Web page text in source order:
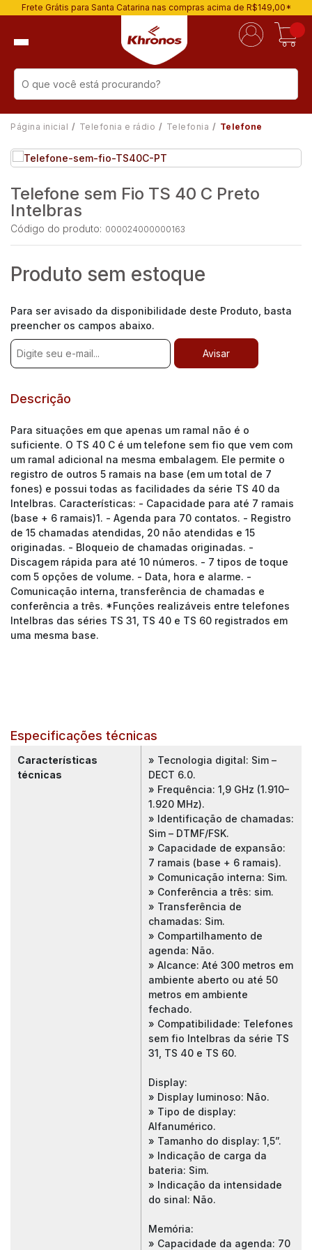
Frete Grátis para Santa Catarina nas compras acima de R$149,00*
Página inicial Telefonia e rádio Telefonia Telefone
Telefone sem Fio TS 40 C Preto
Intelbras
Código do produto: 000024000000163
Produto sem estoque
Para ser avisado da disponibilidade deste Produto, basta
preencher os campos abaixo.
Descrição
Para situações em que apenas um ramal não é o
suficiente. O TS 40 C é um telefone sem fio que vem com
um ramal adicional na mesma embalagem. Ele permite o
registro de outros 5 ramais na base (em um total de 7
fones) e possui todas as facilidades da série TS 40 da
Intelbras. Características: - Capacidade para até 7 ramais
(base + 6 ramais)1. - Agenda para 70 contatos. - Registro
de 15 chamadas atendidas, 20 não atendidas e 15
originadas. - Bloqueio de chamadas originadas. -
Discagem rápida para até 10 números. - 7 tipos de toque
com 5 opções de volume. - Data, hora e alarme. -
Comunicação interna, transferência de chamadas e
conferência a três. *Funções realizáveis entre telefones
Intelbras das séries TS 31, TS 40 e TS 60 registrados em
uma mesma base.
Especificações técnicas
Características
técnicas
» Tecnologia digital: Sim –
DECT 6.0.
» Frequência: 1,9 GHz (1.910–
1.920 MHz).
» Identificação de chamadas:
Sim – DTMF/FSK.
» Capacidade de expansão:
7 ramais (base + 6 ramais).
» Comunicação interna: Sim.
» Conferência a três: sim.
» Transferência de
chamadas: Sim.
» Compartilhamento de
agenda: Não.
» Alcance: Até 300 metros em
ambiente aberto ou até 50
metros em ambiente
fechado.
» Compatibilidade: Telefones
sem fio Intelbras da série TS
31, TS 40 e TS 60.
Display:
» Display luminoso: Não.
» Tipo de display:
Alfanumérico.
» Tamanho do display: 1,5”.
» Indicação de carga da
bateria: Sim.
» Indicação da intensidade
do sinal: Não.
Memória:
» Capacidade da agenda: 70